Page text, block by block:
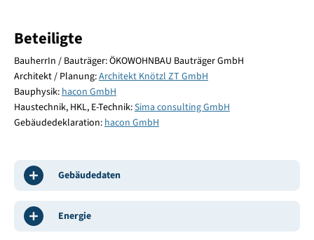
Beteiligte
BauherrIn / Bauträger: ÖKOWOHNBAU Bauträger GmbH
Architekt / Planung:Architekt Knötzl ZT GmbH
Bauphysik:hacon GmbH
Haustechnik, HKL, E-Technik:Sima consulting GmbH
Gebäudedeklaration:hacon GmbH
Gebäudedaten
Energie